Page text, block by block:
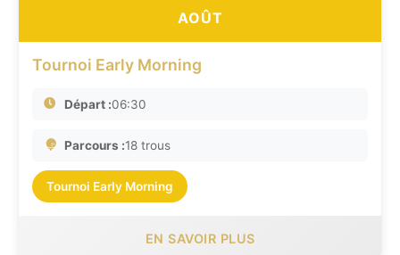
AOÛT
Tournoi Early Morning
Départ :06:30
Parcours :18 trous
Tournoi Early Morning
EN SAVOIR PLUS